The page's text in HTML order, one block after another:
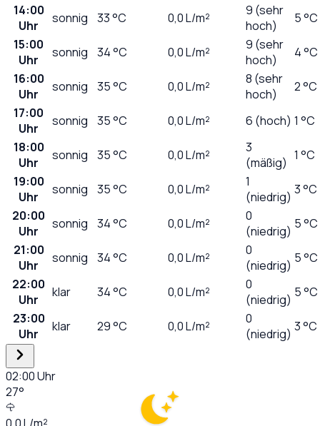
14:00
Uhr
sonnig 33°C 0,0L/m²
9 (sehr
hoch)
5 °C
15:00
Uhr
sonnig 34°C 0,0L/m²
9 (sehr
hoch)
4 °C
16:00
Uhr
sonnig 35°C 0,0L/m²
8 (sehr
hoch)
2 °C
17:00
Uhr
sonnig 35°C 0,0L/m² 6 (hoch) 1 °C
18:00
Uhr
sonnig 35°C 0,0L/m²
3
(mäßig) 1 °C
19:00
Uhr
sonnig 35°C 0,0L/m²
1
(niedrig) 3 °C
20:00
Uhr
sonnig 34°C 0,0L/m²
0
(niedrig) 5 °C
21:00
Uhr
sonnig 34°C 0,0L/m²
0
(niedrig) 5 °C
22:00
Uhr
klar 34°C 0,0L/m²
0
(niedrig) 5 °C
23:00
Uhr
klar 29°C 0,0L/m²
0
(niedrig) 3 °C
02:00Uhr
27°